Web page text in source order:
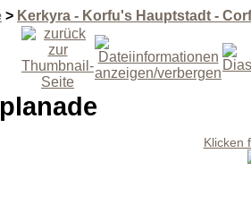
> Kerkyra - Korfu's Hauptstadt -
Klicken